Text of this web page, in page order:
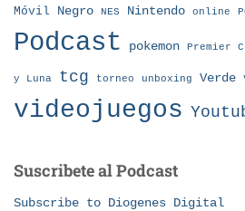
Móvil Negro NES Nintendo online
Podcast pokemon Premier
y Luna tcg torneo unboxing Verde
videojuegos
Suscribete al Podcast
Subscribe to Diogenes Digital